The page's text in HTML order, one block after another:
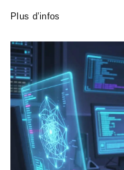
Plus d’infos